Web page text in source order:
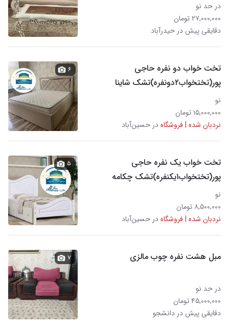
در حد نو
۲۷,۰۰۰,۰۰۰ تومان
دقایقی پیش در حیدرآباد
تخت خواب دو نفره حاجی
پور(تختخواب۲دونفره)تشک شاینا
نو
۱۵,۰۰۰,۰۰۰ تومان
نردبان شده | فروشگاهدر حسین‌آباد
۶
تخت خواب یک نفره حاجی
پور(تختخواب۱یکنفره)تشک چکامه
نو
۸,۵۰۰,۰۰۰ تومان
نردبان شده | فروشگاهدر حسین‌آباد
۵
مبل هشت نفره چوب مالزی
در حد نو
۴۵,۰۰۰,۰۰۰ تومان
دقایقی پیش در دانشجو
۷